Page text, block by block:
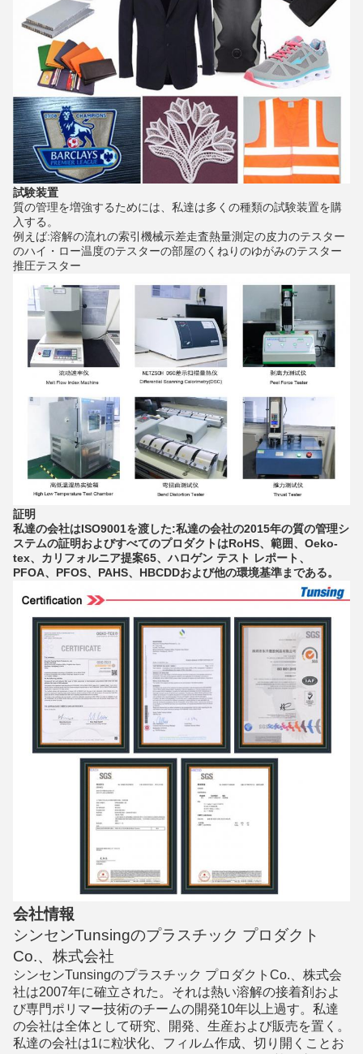
試験装置
質の管理を増強するためには、私達は多くの種類の試験装置を購
入する。
例えば:溶解の流れの索引機械示差走査熱量測定の皮力のテスター
のハイ・ロー温度のテスターの部屋のくねりのゆがみのテスター
推圧テスター
証明
私達の会社はISO9001を渡した:私達の会社の2015年の質の管理シ
ステムの証明およびすべてのプロダクトはRoHS、範囲、Oeko-
tex、カリフォルニア提案65、ハロゲン テスト レポート、
PFOA、PFOS、PAHS、HBCDDおよび他の環境基準まである。
会社情報
シンセンTunsingのプラスチック プロダクト
Co.、株式会社
シンセンTunsingのプラスチック プロダクトCo.、株式会
社は2007年に確立された。それは熱い溶解の接着剤およ
び専門ポリマー技術のチームの開発10年以上過す。私達
の会社は全体として研究、開発、生産および販売を置く。
私達の会社は1に粒状化、フィルム作成、切り開くことお